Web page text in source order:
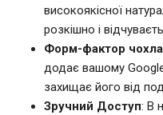
високоякісної
розкішно і
Форм-фактор чохла
додає вашому Google
захищає його від
Зручний Доступ: В